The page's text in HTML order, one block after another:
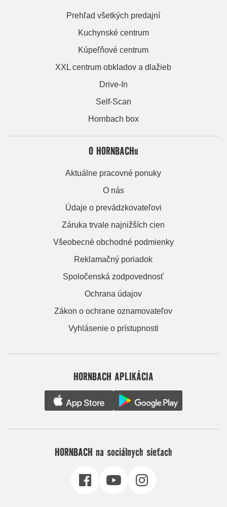
Prehľad všetkých predajní
Kuchynské centrum
Kúpeľňové centrum
XXL centrum obkladov a dlažieb
Drive-In
Self-Scan
Hornbach box
O HORNBACHu
Aktuálne pracovné ponuky
O nás
Údaje o prevádzkovateľovi
Záruka trvale najnižších cien
Všeobecné obchodné podmienky
Reklamačný poriadok
Spoločenská zodpovednosť
Ochrana údajov
Zákon o ochrane oznamovateľov
Vyhlásenie o prístupnosti
HORNBACH APLIKÁCIA
HORNBACH na sociálnych sieťach